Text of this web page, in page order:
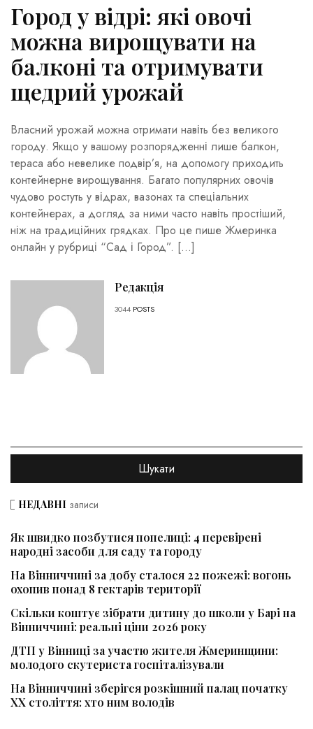
Город у відрі: які овочі
можна вирощувати на
балконі та отримувати
щедрий урожай
Власний урожай можна отримати навіть без великого
городу. Якщо у вашому розпорядженні лише балкон,
тераса або невелике подвір’я, на допомогу приходить
контейнерне вирощування. Багато популярних овочів
чудово ростуть у відрах, вазонах та спеціальних
контейнерах, а догляд за ними часто навіть простіший,
ніж на традиційних грядках. Про це пише Жмеринка
онлайн у рубриці “Сад і Город”. […]
Редакція
3044 POSTS
НЕДАВНІ записи
Як швидко позбутися попелиці: 4 перевірені
народні засоби для саду та городу
На Вінниччині за добу сталося 22 пожежі: вогонь
охопив понад 8 гектарів території
Скільки коштує зібрати дитину до школи у Барі на
Вінниччині: реальні ціни 2026 року
ДТП у Вінниці за участю жителя Жмеринщини:
молодого скутериста госпіталізували
На Вінниччині зберігся розкішний палац початку
ХХ століття: хто ним володів